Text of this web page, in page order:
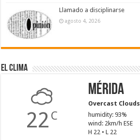
Llamado a disciplinarse
agosto 4, 2026
El Clima
22 C
Mérida
Overcast Clouds
humidity: 93%
wind: 2km/h ESE
H 22 • L 22